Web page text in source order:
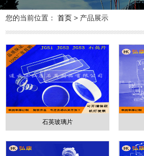
您的当前位置：首页 > 产品展示
石英玻璃片